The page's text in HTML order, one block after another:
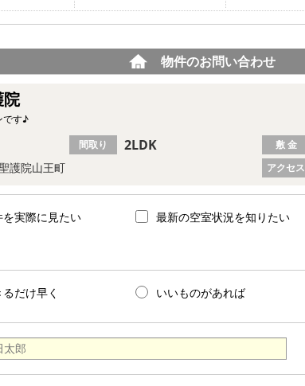
物件のお問い合わせ
院
です♪
護院山王町 アクセス
間取り 2LDK 敷 金
を実際に見たい 最新の空室状況を知りたい
だけ早く いいものがあれば